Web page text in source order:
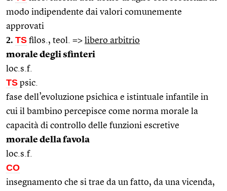
modo indipendente dai valori comunemente
approvati
2. TS filos., teol. => libero arbitrio
morale degli sfinteri
loc.s.f.
TS psic.
fase dell’evoluzione psichica e istintuale infantile in
cui il bambino percepisce come norma morale la
capacità di controllo delle funzioni escretive
morale della favola
loc.s.f.
CO
insegnamento che si trae da un fatto, da una vicenda,